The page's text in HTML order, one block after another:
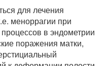
для лечения
меноррагии при
процессов в эндометрии
поражения матки,